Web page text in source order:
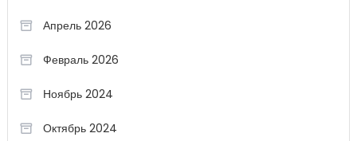
Апрель 2026
Февраль 2026
Ноябрь 2024
Октябрь 2024